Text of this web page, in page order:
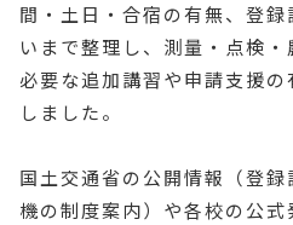
間・土日・合宿の有無、登
いまで整理し、測量・点検
必要な追加講習や申請支援
しました。
国土交通省の公開情報（登
機の制度案内）や各校の公